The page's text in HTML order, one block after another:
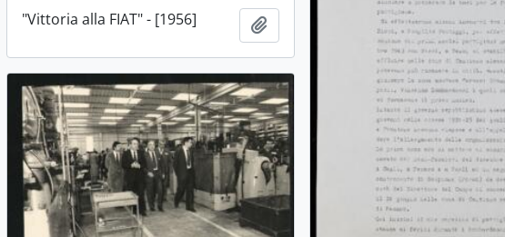
"Vittoria alla FIAT" - [1956] Aggiungi all'area di lavoro